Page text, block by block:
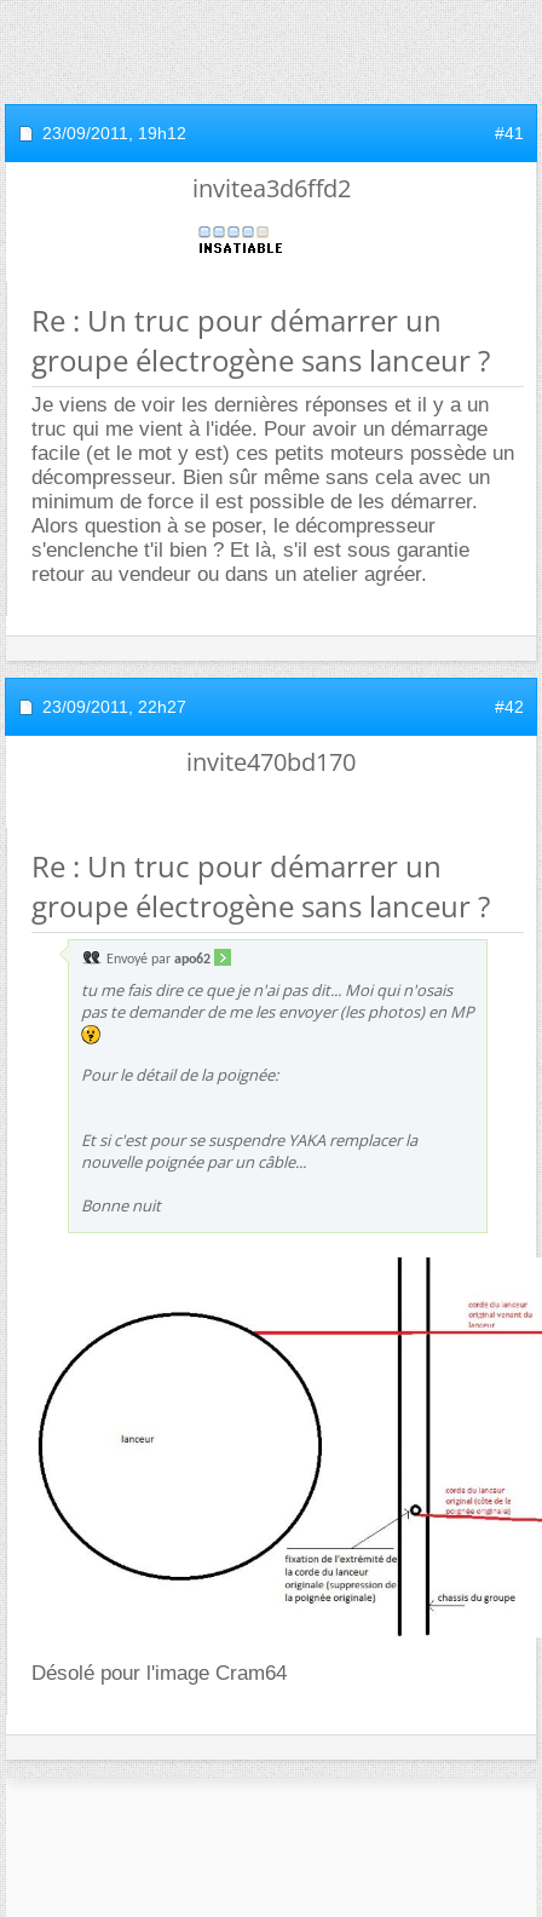
23/09/2011, 19h12 #41
invitea3d6ffd2
Re : Un truc pour démarrer un
groupe électrogène sans lanceur ?
Je viens de voir les dernières réponses et il y a un
truc qui me vient à l'idée. Pour avoir un démarrage
facile (et le mot y est) ces petits moteurs possède un
décompresseur. Bien sûr même sans cela avec un
minimum de force il est possible de les démarrer.
Alors question à se poser, le décompresseur
s'enclenche t'il bien ? Et là, s'il est sous garantie
retour au vendeur ou dans un atelier agréer.
23/09/2011, 22h27 #42
invite470bd170
Re : Un truc pour démarrer un
groupe électrogène sans lanceur ?
Envoyé par apo62
tu me fais dire ce que je n'ai pas dit... Moi qui n'osais
pas te demander de me les envoyer (les photos) en MP
Pour le détail de la poignée:
Et si c'est pour se suspendre YAKA remplacer la
nouvelle poignée par un câble...
Bonne nuit
Désolé pour l'image Cram64